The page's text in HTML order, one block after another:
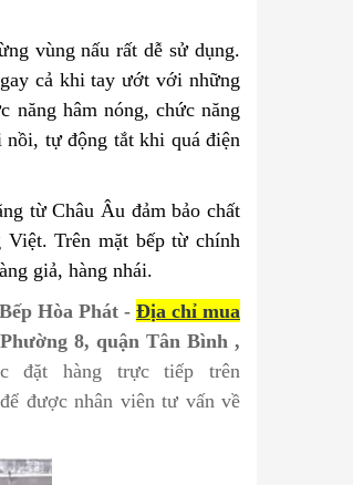
vùng nấu rất dễ sử dụng.
cả khi tay ướt với những
năng hâm nóng, chức năng
nồi, tự động tắt khi quá điện
từ Châu Âu đảm bảo chất
Trên mặt bếp từ chính
giả, hàng nhái.
Bếp Hòa Phát - Địa chỉmua
8, quận Tân Bình ,
đặt hàng trực tiếp trên
để được nhân viên tư vấn về